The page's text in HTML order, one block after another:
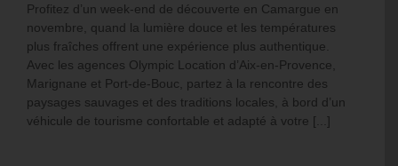
Profitez d’un week-end de découverte en Camargue en
novembre, quand la lumière douce et les températures
plus fraîches offrent une expérience plus authentique.
Avec les agences Olympic Location d’Aix-en-Provence,
Marignane et Port-de-Bouc, partez à la rencontre des
paysages sauvages et des traditions locales, à bord d’un
véhicule de tourisme confortable et adapté à votre [...]